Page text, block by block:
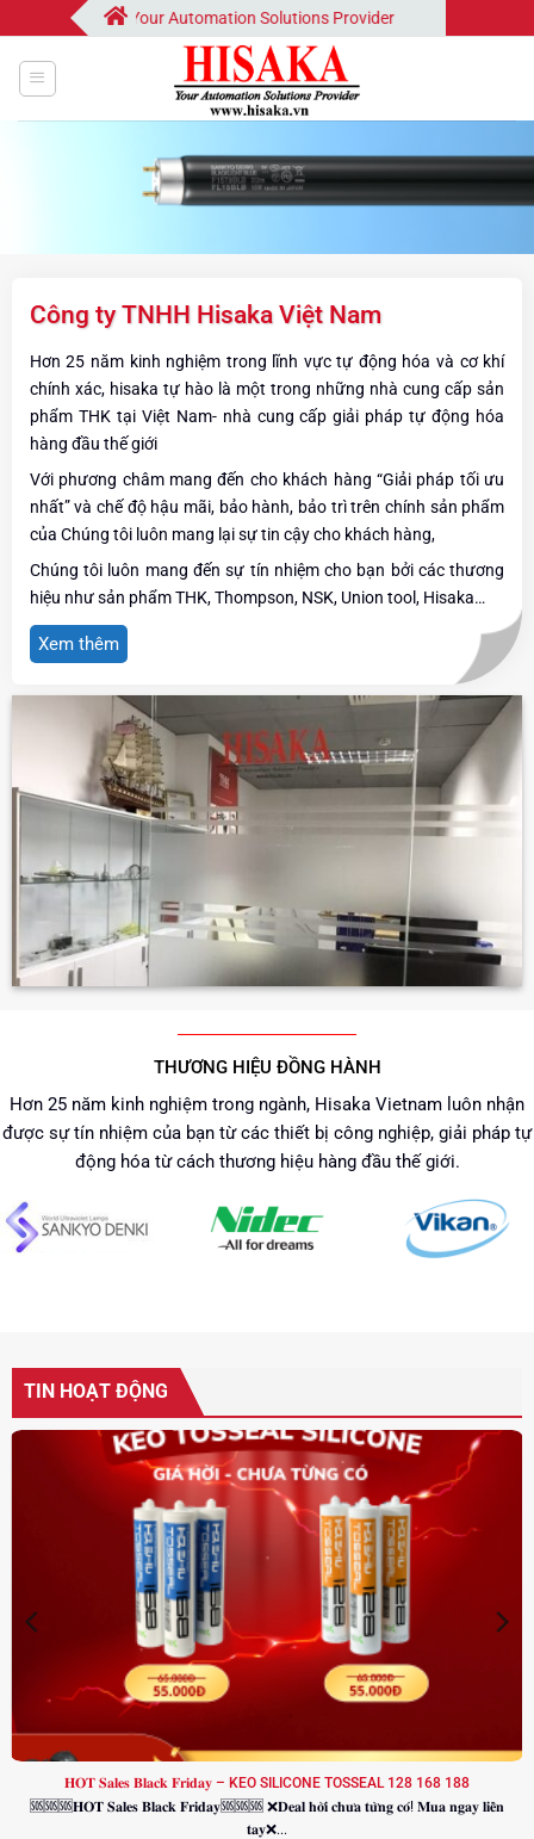
qua
nội
dung
Hisaka | Your Automation Solutions Provider
Công ty TNHH Hisaka Việt Nam
Hơn 25 năm kinh nghiệm trong lĩnh vực tự động hóa và cơ khí
chính xác, hisaka tự hào là một trong những nhà cung cấp sản
phẩm THK tại Việt Nam- nhà cung cấp giải pháp tự động hóa
hàng đầu thế giới
Với phương châm mang đến cho khách hàng “Giải pháp tối ưu
nhất” và chế độ hậu mãi, bảo hành, bảo trì trên chính sản phẩm
của Chúng tôi luôn mang lại sự tin cậy cho khách hàng,
Chúng tôi luôn mang đến sự tín nhiệm cho bạn bởi các thương
hiệu như sản phẩm THK, Thompson, NSK, Union tool, Hisaka…
Xem thêm
THƯƠNG HIỆU ĐỒNG HÀNH
Hơn 25 năm kinh nghiệm trong ngành, Hisaka Vietnam luôn nhận
được sự tín nhiệm của bạn từ các thiết bị công nghiệp, giải pháp tự
động hóa từ cách thương hiệu hàng đầu thế giới.
TIN HOẠT ĐỘNG
𝐇𝐎𝐓 𝐒𝐚𝐥𝐞𝐬 𝐁𝐥𝐚𝐜𝐤 𝐅𝐫𝐢𝐝𝐚𝐲 – KEO SILICONE TOSSEAL 128 168 188
🆘🆘🆘𝐇𝐎𝐓 𝐒𝐚𝐥𝐞𝐬 𝐁𝐥𝐚𝐜𝐤 𝐅𝐫𝐢𝐝𝐚𝐲🆘🆘🆘 ❌𝐃𝐞𝐚𝐥 𝐡𝐨̛̀𝐢 𝐜𝐡𝐮̛𝐚 𝐭𝐮̛̀𝐧𝐠 𝐜𝐨́! 𝐌𝐮𝐚 𝐧𝐠𝐚𝐲 𝐥𝐢𝐞̂̀𝐧
𝐭𝐚𝐲❌...